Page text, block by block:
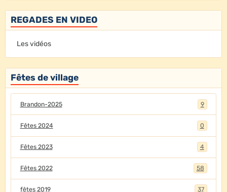
REGADES EN VIDEO
Les vidéos
Fêtes de village
Brandon-2025 9
Fêtes 2024 0
Fêtes 2023 4
Fêtes 2022 58
fêtes 2019 37